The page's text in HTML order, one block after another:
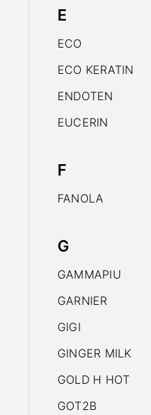
E
ECO
ECO KERATIN
ENDOTEN
EUCERIN
F
FANOLA
G
GAMMAPIU
GARNIER
GIGI
GINGER MILK
GOLD H HOT
GOT2B